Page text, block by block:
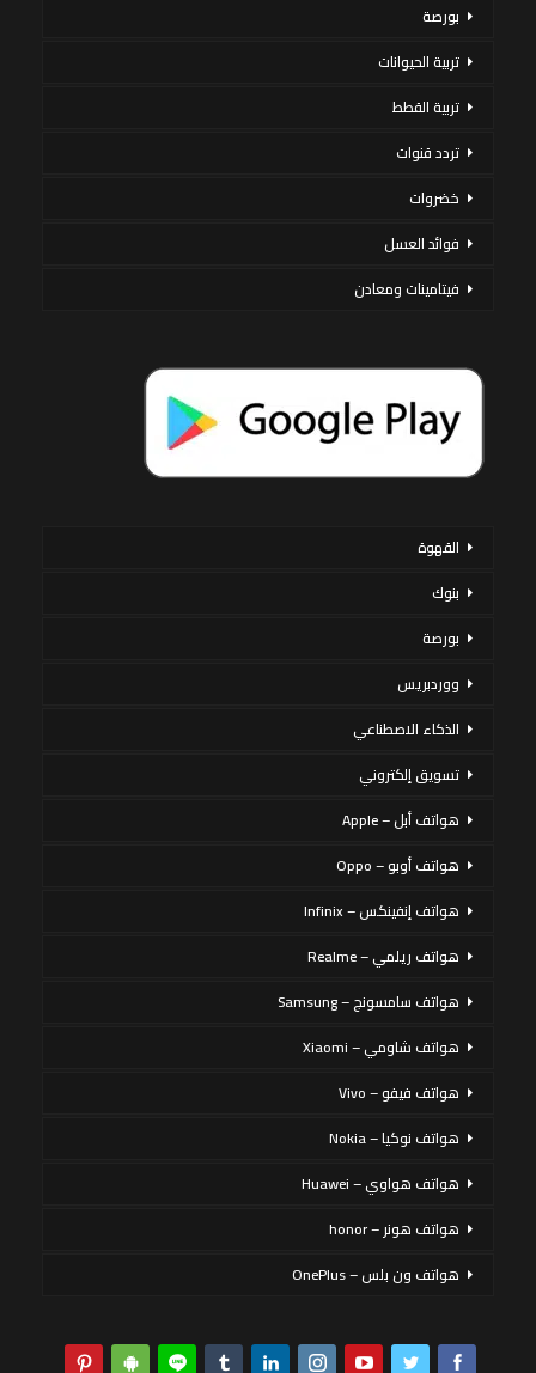
بورصة
تربية الحيوانات
تربية القطط
تردد قنوات
خضروات
فوائد العسل
فيتامينات ومعادن
القهوة
بنوك
بورصة
ووردبريس
الذكاء الاصطناعي
تسويق إلكتروني
هواتف أبل – Apple
هواتف أوبو – Oppo
هواتف إنفينكس – Infinix
هواتف ريلمي – Realme
هواتف سامسونج – Samsung
هواتف شاومي – Xiaomi
هواتف فيفو – Vivo
هواتف نوكيا – Nokia
هواتف هواوي – Huawei
هواتف هونر – honor
هواتف ون بلس – OnePlus